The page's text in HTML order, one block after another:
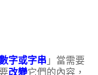
字或字串 」當需要
改變它們的內容，